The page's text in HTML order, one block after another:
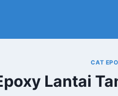
CAT
Lantai